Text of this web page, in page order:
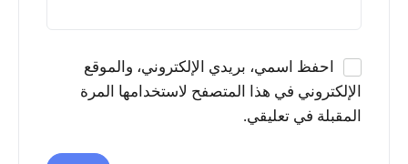
احفظ اسمي، بريدي الإلكتروني، والموقع
الإلكتروني في هذا المتصفح لاستخدامها المرة
المقبلة في تعليقي.